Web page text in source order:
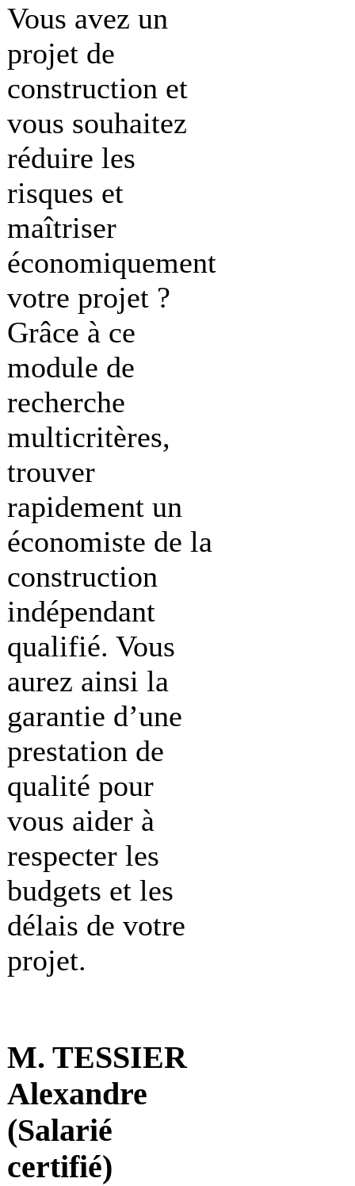
Vous avez un
projet de
construction et
vous souhaitez
réduire les
risques et
maîtriser
économiquement
votre projet ?
Grâce à ce
module de
recherche
multicritères,
trouver
rapidement un
économiste de la
construction
indépendant
qualifié. Vous
aurez ainsi la
garantie d’une
prestation de
qualité pour
vous aider à
respecter les
budgets et les
délais de votre
projet.
M. TESSIER
Alexandre
(Salarié
certifié)